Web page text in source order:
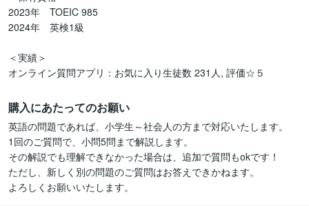
2023年　TOEIC 985
2024年　英検1級
＜実績＞
オンライン質問アプリ：お気に入り生徒数 231人, 評価☆５
購入にあたってのお願い
英語の問題であれば、小学生～社会人の方まで対応いたします。
1回のご質問で、小問5問まで解説します。
その解説でも理解できなかった場合は、追加で質問もokです！
ただし、新しく別の問題のご質問はお答えできかねます。
よろしくお願いいたします。